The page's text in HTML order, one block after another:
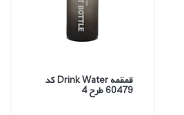
قمقمه Drink Water كد
60479 طرح 4